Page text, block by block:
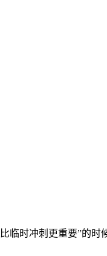
临时冲刺更重要”的时